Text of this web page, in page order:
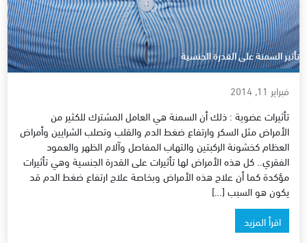
تأثير السمنة على القدرة الجنسية
فبراير 11, 2014
تأثيرات عضوية : ذلك أن السمنة هي العامل المشترك للكثير من
الأمراض مثل السكر وارتفاع ضغط الدم والقلب وتصلب الشرايين وأمراض
العظام كخشونة الركبتين والتهاب المفاصل وآلام الظهر والعمود
الفقري.. كل هذه الأمراض لها تأثيرات على القدرة الجنسية وهي تأثيرات
مؤكدة كما أن علاج هذه الأمراض وبخاصة علاج ارتفاع ضغط الدم قد
يكون هو السبب […]
اقرأ المزيد